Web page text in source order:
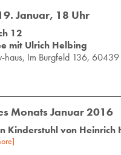
Januar, 18 Uhr
12
mit Ulrich Helbing
haus, Im Burg­feld 136, 60439
Monats Januar 2016
Kinderstuhl von Heinrich